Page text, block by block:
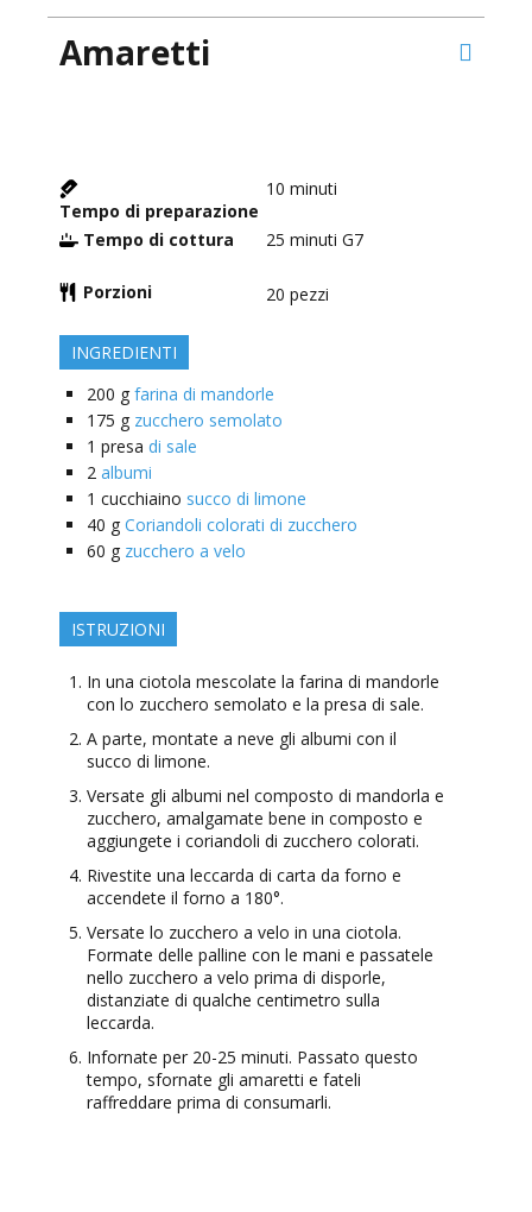
Amaretti
Tempo di preparazione
10 minuti
Tempo di cottura 25 minuti G7
Porzioni 20 pezzi
INGREDIENTI
200 g farina di mandorle
175 g zucchero semolato
1 presa di sale
2 albumi
1 cucchiaino succo di limone
40 g Coriandoli colorati di zucchero
60 g zucchero a velo
ISTRUZIONI
In una ciotola mescolate la farina di mandorle
con lo zucchero semolato e la presa di sale.
A parte, montate a neve gli albumi con il
succo di limone.
Versate gli albumi nel composto di mandorla e
zucchero, amalgamate bene in composto e
aggiungete i coriandoli di zucchero colorati.
Rivestite una leccarda di carta da forno e
accendete il forno a 180°.
Versate lo zucchero a velo in una ciotola.
Formate delle palline con le mani e passatele
nello zucchero a velo prima di disporle,
distanziate di qualche centimetro sulla
leccarda.
Infornate per 20-25 minuti. Passato questo
tempo, sfornate gli amaretti e fateli
raffreddare prima di consumarli.